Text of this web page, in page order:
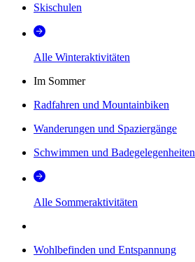
Skischulen
Alle Winteraktivitäten
Im Sommer
Radfahren und Mountainbiken
Wanderungen und Spaziergänge
Schwimmen und Badegelegenheiten
Alle Sommeraktivitäten
Wohlbefinden und Entspannung